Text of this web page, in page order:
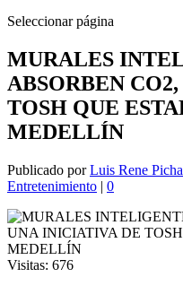
Seleccionar página
MURALES
ABSORBEN
TOSH QUE
MEDELLÍN
Publicado porLuis Rene
Entretenimiento | 0
Visitas: 676